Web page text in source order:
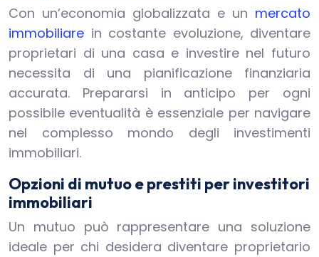
Con un’economia globalizzata e un mercato
immobiliare in costante evoluzione, diventare
proprietari di una casa e investire nel futuro
necessita di una pianificazione finanziaria
accurata. Prepararsi in anticipo per ogni
possibile eventualità è essenziale per navigare
nel complesso mondo degli investimenti
immobiliari.
Opzioni di mutuo e prestiti per investitori
immobiliari
Un mutuo può rappresentare una soluzione
ideale per chi desidera diventare proprietario